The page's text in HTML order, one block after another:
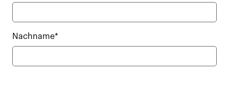
Nachname*